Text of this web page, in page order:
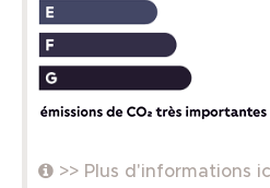
>> Plus d'informations